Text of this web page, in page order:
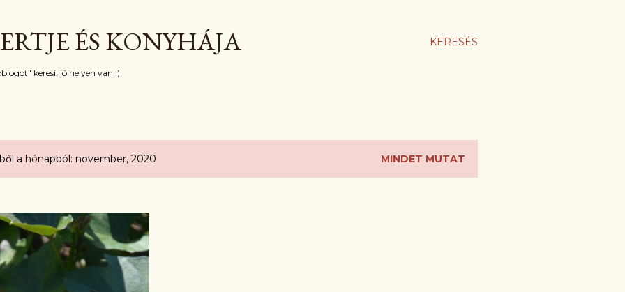
KERESÉS
ÉS KONYHÁJA
keresi, jó helyen van :)
a hónapból: november, 2020 MINDET MUTAT